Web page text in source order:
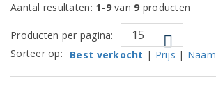
Aantal resultaten: 1-9van 9 producten
Producten per pagina:
Sorteer op:
Best verkocht | Prijs | Naam